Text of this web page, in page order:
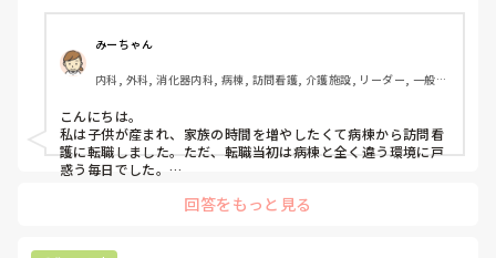
みーちゃん
内科, 外科, 消化器内科, 病棟, 訪問看護, 介護施設, リーダー, 一般病
こんにちは。
私は子供が産まれ、家族の時間を増やしたくて病棟から訪問看
護に転職しました。ただ、転職当初は病棟と全く違う環境に戸
惑う毎日でした。
務を覚えたら訪問看護の制度や法律について本を買って勉強し
回答をもっと見る